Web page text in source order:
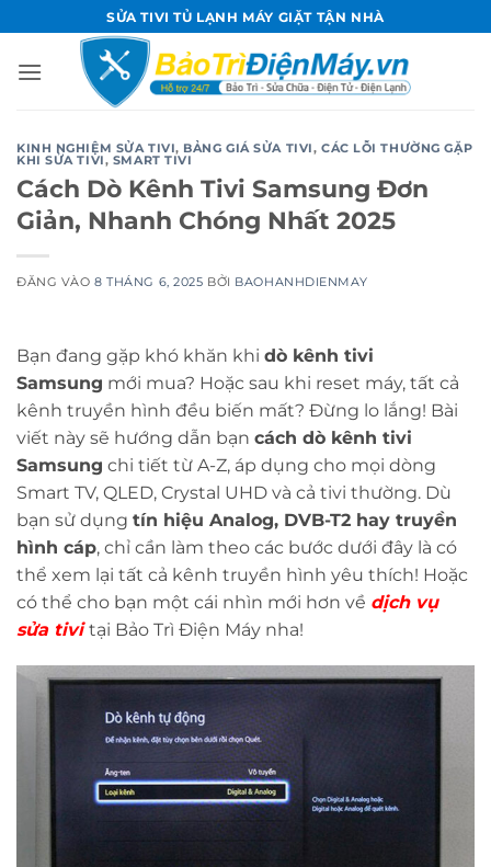
qua
nội
SỬA TIVI TỦ LẠNH MÁY GIẶT TẬN NHÀ
KINH NGHIỆM SỬA TIVI, BẢNG GIÁ SỬA TIVI, CÁC LỖI THƯỜNG GẶP
KHI SỬA TIVI, SMART TIVI
Cách Dò Kênh Tivi Samsung Đơn
Giản, Nhanh Chóng Nhất 2025
ĐĂNG VÀO8 THÁNG 6, 2025 BỞI BAOHANHDIENMAY
Bạn đang gặp khó khăn khi dò kênh tivi
Samsung mới mua? Hoặc sau khi reset máy, tất cả
kênh truyền hình đều biến mất? Đừng lo lắng! Bài
viết này sẽ hướng dẫn bạn cách dò kênh tivi
Samsung chi tiết từ A-Z, áp dụng cho mọi dòng
Smart TV, QLED, Crystal UHD và cả tivi thường. Dù
bạn sử dụng tín hiệu Analog, DVB-T2 hay truyền
hình cáp, chỉ cần làm theo các bước dưới đây là có
thể xem lại tất cả kênh truyền hình yêu thích! Hoặc
có thể cho bạn một cái nhìn mới hơn về dịch vụ
sửa tivi tại Bảo Trì Điện Máy nha!